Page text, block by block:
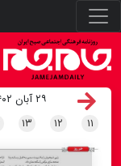
۲۹ آبان ۱۴۰۲
۱۱ ۱۲ ۱۳